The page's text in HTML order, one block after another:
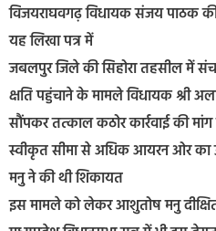
विजयराघवगढ़ विधायक संजय पाठक
यह लिखा पत्र में
जबलपुर जिले की सिहोरा तहसील में
क्षति पहुंचाने के मामले विधायक श्री
सौंपकर तत्काल कठोर कार्रवाई की मांग
स्वीकृत सीमा से अधिक आयरन ओर का
मनु ने की थी शिकायत
इस मामले को लेकर आशुतोष मनु